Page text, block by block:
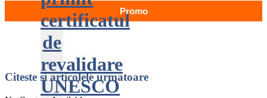
certificatul
de
revalidare
UNESCO
Promo
Citeste si articolele urmatoare